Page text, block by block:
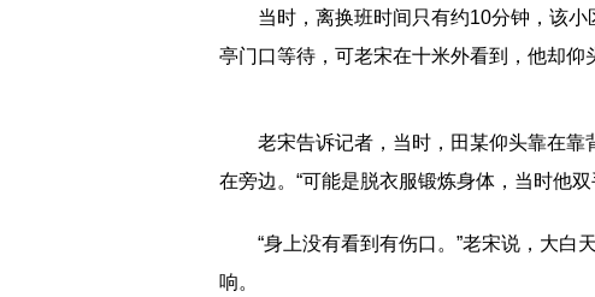
当时，离换班时间只有约10分钟，该
亭门口等待，可老宋在十米外看到，他却仰
老宋告诉记者，当时，田某仰头靠在
在旁边。“可能是脱衣服锻炼身体，当时他
“身上没有看到有伤口。”老宋说，大白
响。